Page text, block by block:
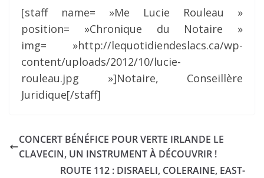
[staff name= »Me Lucie Rouleau »
position= »Chronique du Notaire »
img= »http://lequotidiendeslacs.ca/wp-
content/uploads/2012/10/lucie-
rouleau.jpg »]Notaire, Conseillère
Juridique[/staff]
CONCERT BÉNÉFICE POUR VERTE IRLANDE LE
CLAVECIN, UN INSTRUMENT À DÉCOUVRIR !
ROUTE 112 : DISRAELI, COLERAINE, EAST-